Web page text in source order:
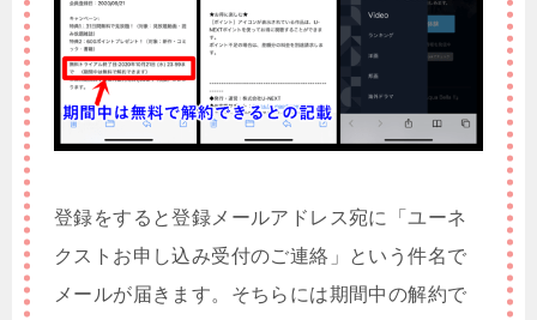
登録をすると登録メールアドレス宛に「ユーネ
クストお申し込み受付のご連絡」という件名で
メールが届きます。そちらには期間中の解約で